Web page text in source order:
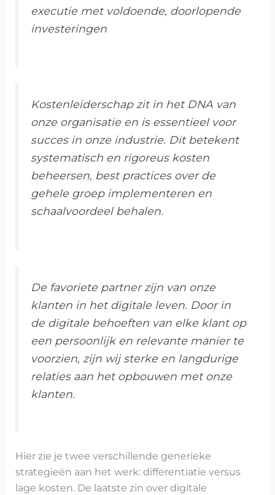
executie met voldoende, doorlopende
investeringen
Kostenleiderschap zit in het DNA van
onze organisatie en is essentieel voor
succes in onze industrie. Dit betekent
systematisch en rigoreus kosten
beheersen, best practices over de
gehele groep implementeren en
schaalvoordeel behalen.
De favoriete partner zijn van onze
klanten in het digitale leven. Door in
de digitale behoeften van elke klant op
een persoonlijk en relevante manier te
voorzien, zijn wij sterke en langdurige
relaties aan het opbouwen met onze
klanten.
Hier zie je twee verschillende generieke
strategieën aan het werk: differentiatie versus
lage kosten. De laatste zin over digitale